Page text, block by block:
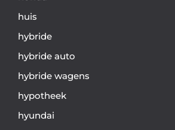
huis
hybride
hybride auto
hybride wagens
hypotheek
hyundai